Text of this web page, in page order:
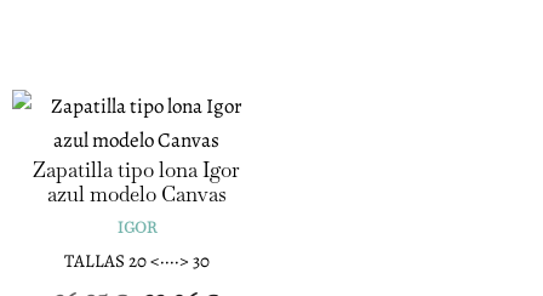
Zapatilla tipo lona Igor
azul modelo Canvas
IGOR
TALLAS 20 <····> 30
El
El